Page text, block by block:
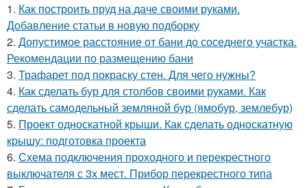
1. Как построить пруд на даче своими руками.
Добавление статьи в новую подборку
2. Допустимое расстояние от бани до соседнего участка.
Рекомендации по размещению бани
3. Трафарет под покраску стен. Для чего нужны?
4. Как сделать бур для столбов своими руками. Как
сделать самодельный земляной бур (ямобур, землебур)
5. Проект односкатной крыши. Как сделать односкатную
крышу: подготовка проекта
6. Схема подключения проходного и перекрестного
выключателя с 3х мест. Прибор перекрестного типа